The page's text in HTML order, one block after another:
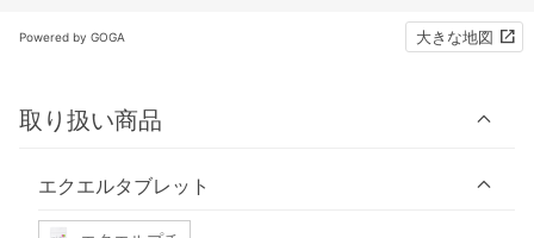
Powered by GOGA 大きな地図
取り扱い商品
エクエルタブレット